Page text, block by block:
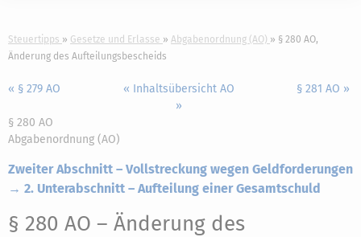
Steuertipps Gesetze und Erlasse Abgabenordnung (AO)
§ 280 AO,
Änderung des Aufteilungsbescheids
« § 279 AO
« Inhaltsübersicht AO
»
§ 281 AO »
§ 280 AO
Abgabenordnung (AO)
Zweiter Abschnitt – Vollstreckung wegen Geldforderungen
→ 2. Unterabschnitt – Aufteilung einer Gesamtschuld
§ 280 AO – Änderung des